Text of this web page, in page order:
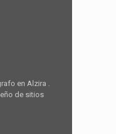
en Alzira .
de sitios